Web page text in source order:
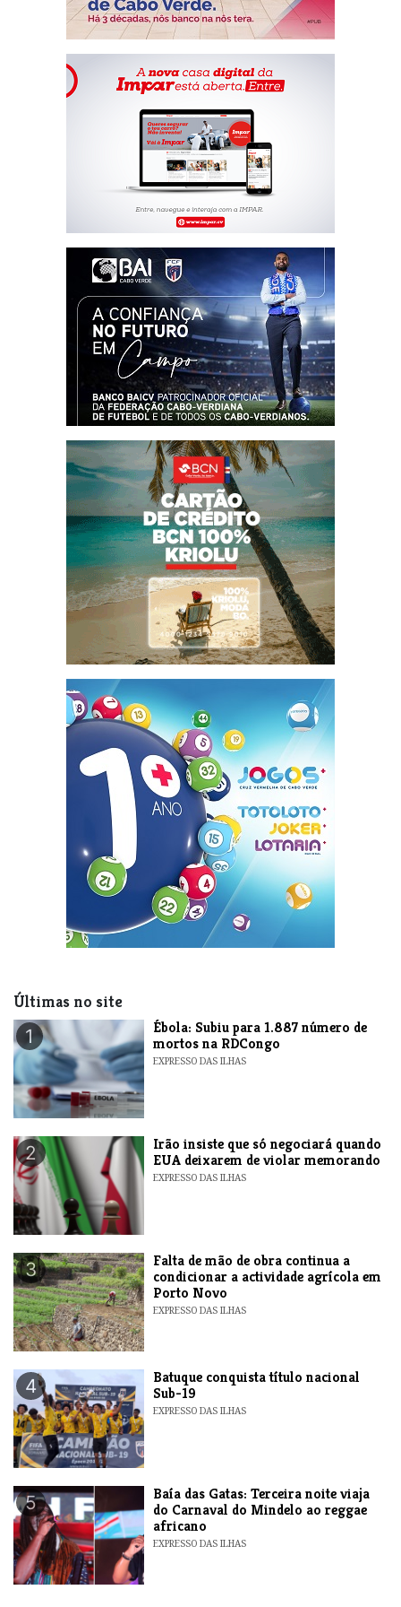
Últimas no site
1
​Ébola: Subiu para 1.887 número de
mortos na RDCongo
EXPRESSO DAS ILHAS
2
​Irão insiste que só negociará quando
EUA deixarem de violar memorando
EXPRESSO DAS ILHAS
3
Falta de mão de obra continua a
condicionar a actividade agrícola em
Porto Novo
EXPRESSO DAS ILHAS
4
​Batuque conquista título nacional
Sub-19
EXPRESSO DAS ILHAS
5
Baía das Gatas: Terceira noite viaja
do Carnaval do Mindelo ao reggae
africano
EXPRESSO DAS ILHAS